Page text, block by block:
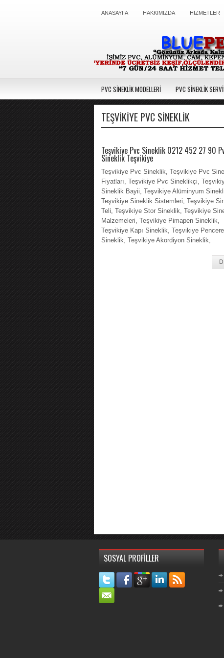
ANASAYFA HAKKIMIZDA HİZMETLER
PVC SİNEKLİK MODELLERİ PVC SİNEKLİK
TEŞVIKIYE PVC SINEKLIK
Teşvikiye Pvc Sineklik 0212 452 27 90
Sineklik Teşvikiye
Teşvikiye Pvc Sineklik, Teşvikiye Pvc
Fiyatları, Teşvikiye Pvc Sineklikçi,
Sineklik Bayii, Teşvikiye Alüminyum
Teşvikiye Sineklik Sistemleri, Teşvikiye
Teli, Teşvikiye Stor Sineklik, Teşvikiye
Malzemeleri, Teşvikiye Pimapen Sineklik,
Teşvikiye Kapı Sineklik, Teşvikiye Pencere
Sineklik, Teşvikiye Akordiyon Sineklik,
SOSYAL PROFİLLER